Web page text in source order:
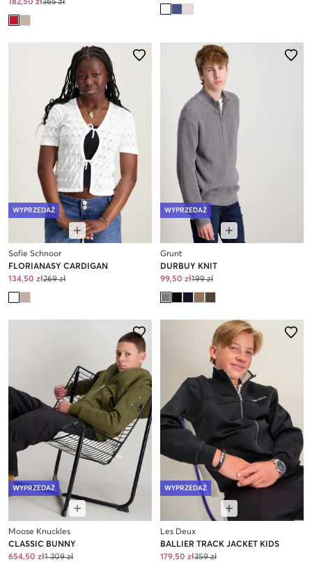
182,50 zł365 zł
WYPRZEDAŻ
Sofie Schnoor
FLORIANASY CARDIGAN
134,50 zł269 zł
WYPRZEDAŻ
Grunt
DURBUY KNIT
99,50 zł199 zł
WYPRZEDAŻ
Moose Knuckles
CLASSIC BUNNY
654,50 zł1 309 zł
WYPRZEDAŻ
Les Deux
BALLIER TRACK JACKET KIDS
179,50 zł359 zł